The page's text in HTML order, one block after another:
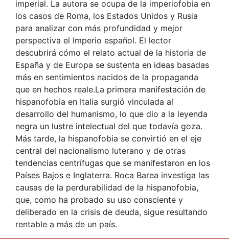
imperial. La autora se ocupa de la imperiofobia en
los casos de Roma, los Estados Unidos y Rusia
para analizar con más profundidad y mejor
perspectiva el Imperio español. El lector
descubrirá cómo el relato actual de la historia de
España y de Europa se sustenta en ideas basadas
más en sentimientos nacidos de la propaganda
que en hechos reale.La primera manifestación de
hispanofobia en Italia surgió vinculada al
desarrollo del humanismo, lo que dio a la leyenda
negra un lustre intelectual del que todavía goza.
Más tarde, la hispanofobia se convirtió en el eje
central del nacionalismo luterano y de otras
tendencias centrífugas que se manifestaron en los
Países Bajos e Inglaterra. Roca Barea investiga las
causas de la perdurabilidad de la hispanofobia,
que, como ha probado su uso consciente y
deliberado en la crisis de deuda, sigue resultando
rentable a más de un país.